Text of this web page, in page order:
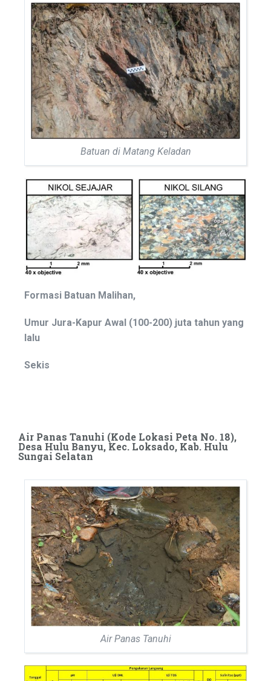
Batuan di Matang Keladan
Formasi Batuan Malihan,
Umur Jura-Kapur Awal (100-200) juta tahun yang
lalu
Sekis
Air Panas Tanuhi (Kode Lokasi Peta No. 18),
Desa Hulu Banyu, Kec. Loksado, Kab. Hulu
Sungai Selatan
Air Panas Tanuhi